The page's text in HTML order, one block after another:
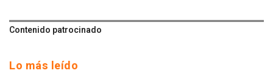
Contenido patrocinado
Lo más leído